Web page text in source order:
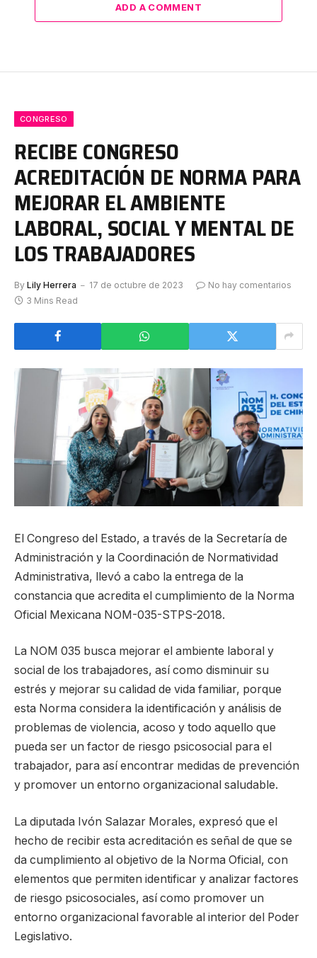
ADD A COMMENT
CONGRESO
RECIBE CONGRESO
ACREDITACIÓN DE NORMA PARA
MEJORAR EL AMBIENTE
LABORAL, SOCIAL Y MENTAL DE
LOS TRABAJADORES
By Lily Herrera 17 de octubre de 2023
No hay comentarios
3 Mins Read
El Congreso del Estado, a través de la Secretaría de
Administración y la Coordinación de Normatividad
Administrativa, llevó a cabo la entrega de la
constancia que acredita el cumplimiento de la Norma
Oficial Mexicana NOM-035-STPS-2018.
La NOM 035 busca mejorar el ambiente laboral y
social de los trabajadores, así como disminuir su
estrés y mejorar su calidad de vida familiar, porque
esta Norma considera la identificación y análisis de
problemas de violencia, acoso y todo aquello que
pueda ser un factor de riesgo psicosocial para el
trabajador, para así encontrar medidas de prevención
y promover un entorno organizacional saludable.
La diputada Ivón Salazar Morales, expresó que el
hecho de recibir esta acreditación es señal de que se
da cumplimiento al objetivo de la Norma Oficial, con
elementos que permiten identificar y analizar factores
de riesgo psicosociales, así como promover un
entorno organizacional favorable al interior del Poder
Legislativo.